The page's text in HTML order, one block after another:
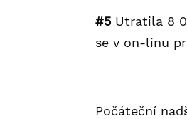
#5 Utratila 8
se v on-linu
Počáteční